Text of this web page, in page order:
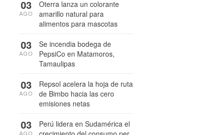
Oterra lanza un colorante
amarillo natural para
alimentos para mascotas
03
AGO
Se incendia bodega de
PepsiCo en Matamoros,
Tamaulipas
03
AGO
Repsol acelera la hoja de ruta
de Bimbo hacia las cero
emisiones netas
03
AGO
Perú lidera en Sudamérica el
03
AGO